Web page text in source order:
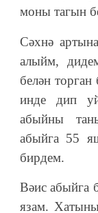
моны тагын
Сәхнә
алыйм,
белән
инде дип
абыйны
абыйга 55
бирдем.
Вәис абыйга
язам.